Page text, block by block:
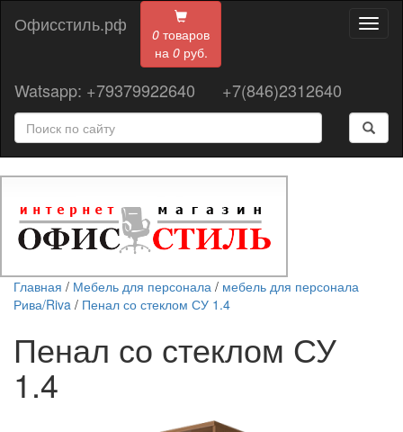
0 товаров
на 0руб.
Офисстиль.рф
Watsapp: +79379922640 +7(846)2312640
Главная / Мебель для персонала / мебель для персонала
Рива/Riva / Пенал со стеклом СУ 1.4
Пенал со стеклом СУ
1.4